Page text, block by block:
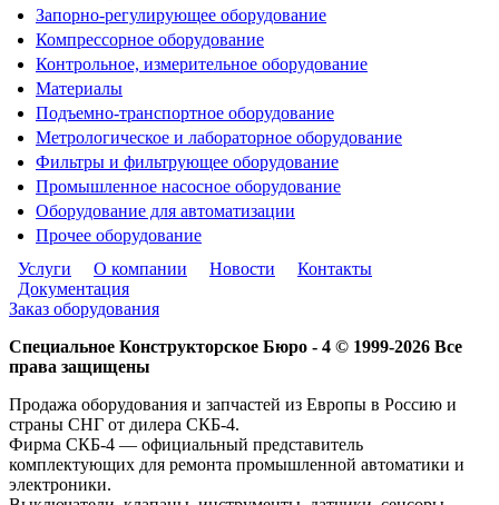
Запорно-регулирующее оборудование
Компрессорное оборудование
Контрольное, измерительное оборудование
Материалы
Подъемно-транспортное оборудование
Метрологическое и лабораторное оборудование
Фильтры и фильтрующее оборудование
Промышленное насосное оборудование
Оборудование для автоматизации
Прочее оборудование
Услуги
О компании Новости
Контакты
Документация
Заказ оборудования
Специальное Конструкторское Бюро - 4 © 1999-2026 Все
права защищены
Продажа оборудования и запчастей из Европы в Россию и
страны СНГ от дилера СКБ-4.
Фирма СКБ-4 — официальный представитель
комплектующих для ремонта промышленной автоматики и
электроники.